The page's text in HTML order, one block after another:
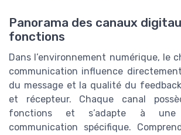
Panorama des canaux
fonctions
Dans l’environnement numérique, le
communication influence
du message et la qualité du
et récepteur. Chaque canal
fonctions et s’adapte à
communication spécifique.